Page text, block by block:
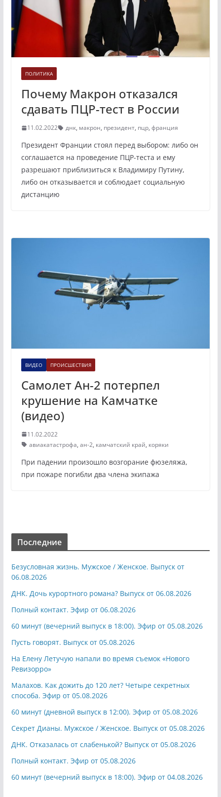
ПОЛИТИКА
Почему Макрон отказался
сдавать ПЦР-тест в России
11.02.2022 днк, макрон, президент, пцр, франция
Президент Франции стоял перед выбором: либо он
соглашается на проведение ПЦР-теста и ему
разрешают приблизиться к Владимиру Путину,
либо он отказывается и соблюдает социальную
дистанцию
ВИДЕО ПРОИСШЕСТВИЯ
Самолет Ан-2 потерпел
крушение на Камчатке
(видео)
11.02.2022
авиакатастрофа, ан-2, камчатский край, коряки
При падении произошло возгорание фюзеляжа,
при пожаре погибли два члена экипажа
Последние
Безусловная жизнь. Мужское / Женское. Выпуск от
06.08.2026
ДНК. Дочь курортного романа? Выпуск от 06.08.2026
Полный контакт. Эфир от 06.08.2026
60 минут (вечерний выпуск в 18:00). Эфир от 05.08.2026
Пусть говорят. Выпуск от 05.08.2026
На Елену Летучую напали во время съемок «Нового
Ревизорро»
Малахов. Как дожить до 120 лет? Четыре секретных
способа. Эфир от 05.08.2026
60 минут (дневной выпуск в 12:00). Эфир от 05.08.2026
Секрет Дианы. Мужское / Женское. Выпуск от 05.08.2026
ДНК. Отказалась от слабенькой? Выпуск от 05.08.2026
Полный контакт. Эфир от 05.08.2026
60 минут (вечерний выпуск в 18:00). Эфир от 04.08.2026